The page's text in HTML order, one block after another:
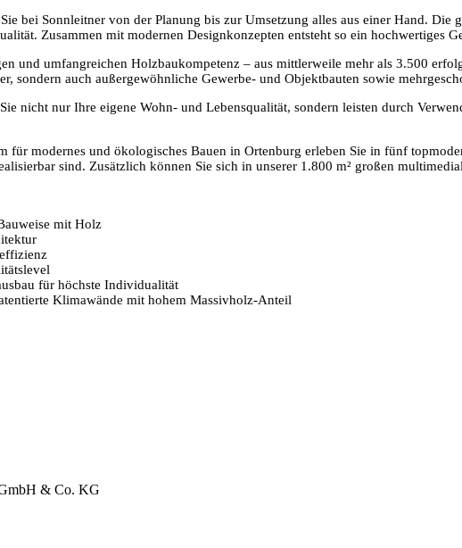
bei Sonnleitner von der Planung bis zur Umsetzung alles aus einer Hand.
Zusammen mit modernen Designkonzepten entsteht so ein hochwertiges
und umfangreichen Holzbaukompetenz – aus mittlerweile mehr als 3.500
sondern auch außergewöhnliche Gewerbe- und Objektbauten sowie
nicht nur Ihre eigene Wohn- und Lebensqualität, sondern leisten durch
für modernes und ökologisches Bauen in Ortenburg erleben Sie in fünf
sind. Zusätzlich können Sie sich in unserer 1.800 m² großen
mit Holz
für höchste Individualität
Klimawände mit hohem Massivholz-Anteil
& Co. KG